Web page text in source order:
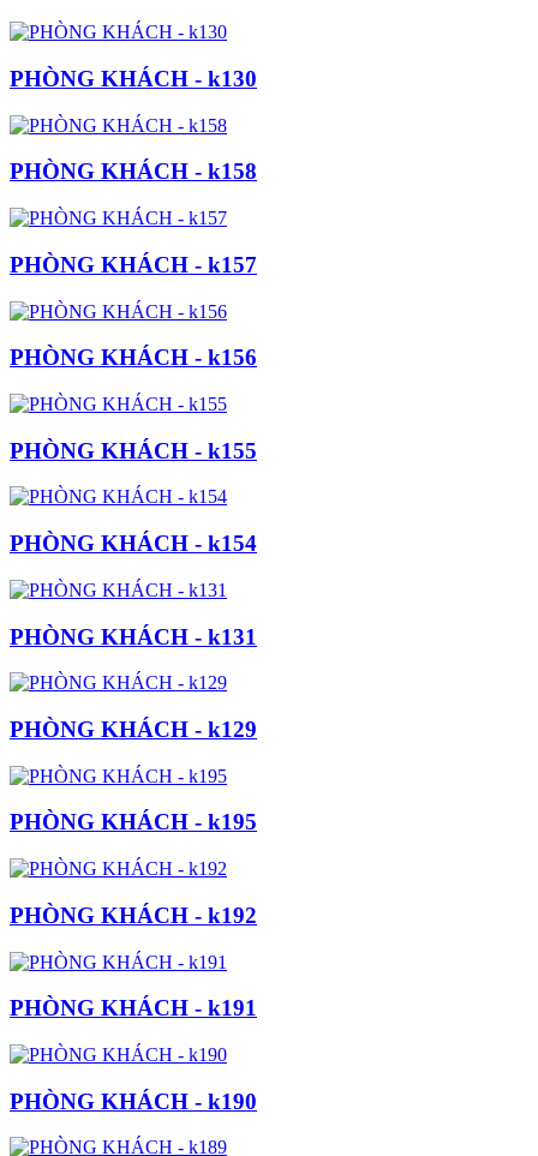
PHÒNG KHÁCH - k130
PHÒNG KHÁCH - k158
PHÒNG KHÁCH - k157
PHÒNG KHÁCH - k156
PHÒNG KHÁCH - k155
PHÒNG KHÁCH - k154
PHÒNG KHÁCH - k131
PHÒNG KHÁCH - k129
PHÒNG KHÁCH - k195
PHÒNG KHÁCH - k192
PHÒNG KHÁCH - k191
PHÒNG KHÁCH - k190